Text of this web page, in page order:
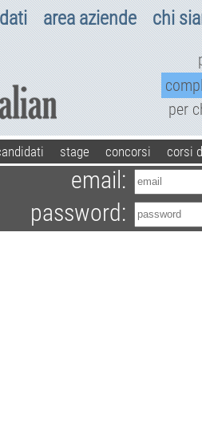
area aziende chi
per
stage concorsi corsi
email:
password: